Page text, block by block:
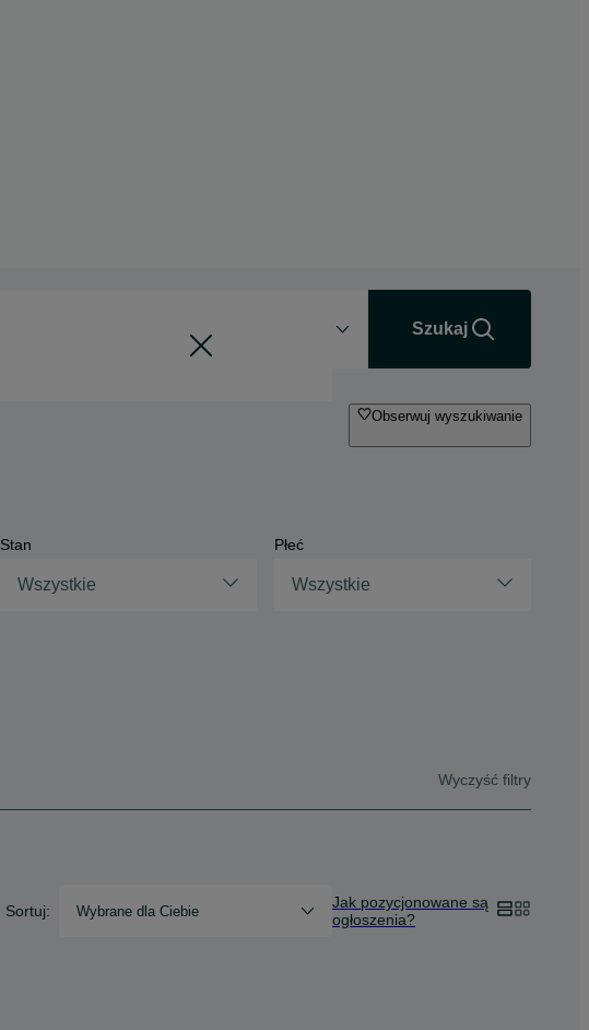
Szukaj
Obserwuj wyszukiwanie
Stan
Wszystkie
Płeć
Wszystkie
Wyczyść filtry
Sortuj: Wybrane dla Ciebie
Jak pozycjonowane są
ogłoszenia?